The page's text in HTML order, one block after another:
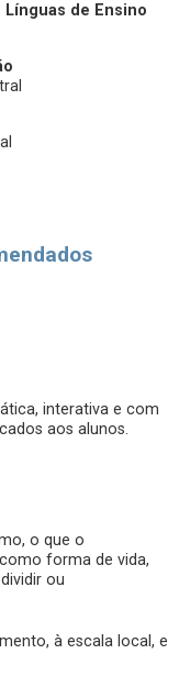
Línguas de Ensino
interativa e com
aos alunos.
o que o
forma de vida,
ou
à escala local, e